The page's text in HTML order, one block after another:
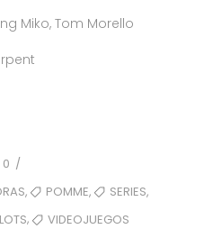
Miko, Tom Morello
0 /
, POMME, SERIES,
, VIDEOJUEGOS